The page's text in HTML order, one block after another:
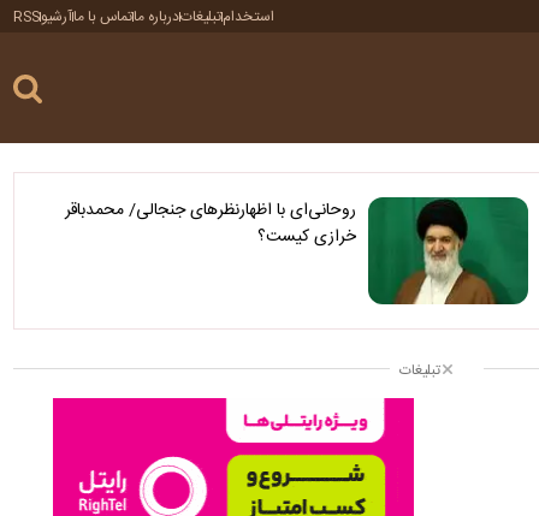
استخدامتبلیغاتدرباره ماتماس با ماآرشیوRSS
روحانی‌ای با اظهارنظرهای جنجالی/ محمدباقر
خرازی کیست؟
تبلیغات